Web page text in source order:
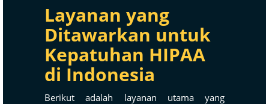
Layanan yang
Ditawarkan untuk
Kepatuhan HIPAA
di Indonesia
Berikut adalah layanan utama yang